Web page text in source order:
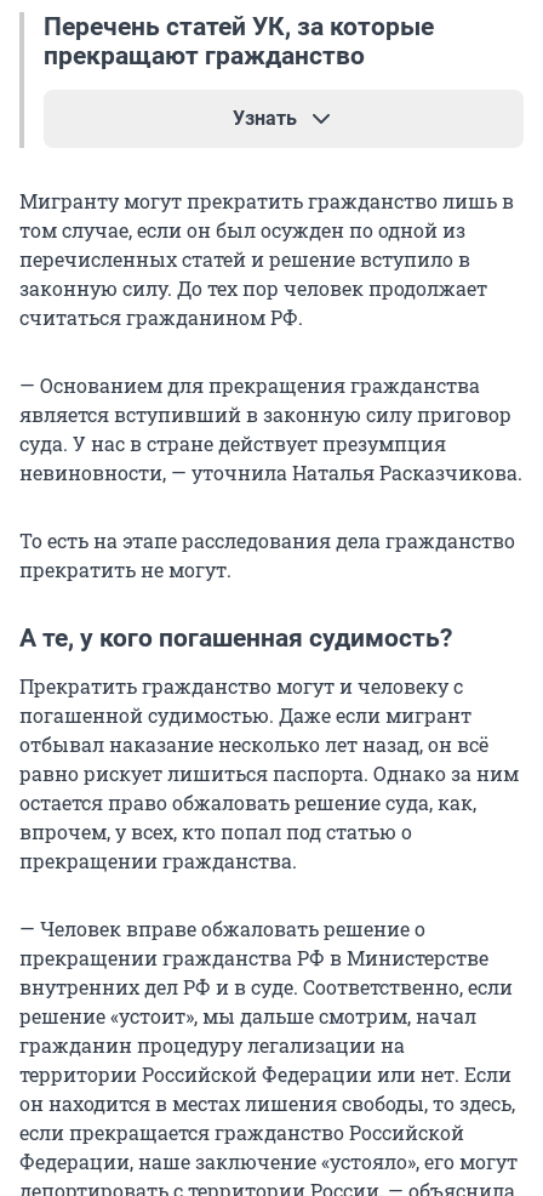
Перечень статей УК, за которые
прекращают гражданство
Узнать
прекращается, если человек приобрел
гражданство РФ в результате признания
гражданином Российской Федерации на
основании федерального конституционного
закона, международного договора Российской
Российской Федерации и совершил одно из
преступлений (осуществил приготовление к
преступлению или покушение на
преступление), предусмотренных частями
— шестой статьи 134, частями четвертой и
пятой статьи 135, частями второй и третьей
статьи 186, статьями 205, 205.1, частью второй
207.3, 208, 209, 210, 210.1, частью четвертой
статьи 211, частью первой статьи 212, статьей
212.1, частями четвертой — шестой статьи 222,
частями второй — шестой статьи 222.1, частями
четвертой — шестой статьи 222.2, частями
второй и третьей статьи 223.1, частями третьей
и четвертой статьи 226, частью третьей статьи
226.1, частями второй и третьей статьи 228,
частями третьей — пятой статьи 228.1, частями
— четвертой статьи 229.1, частями второй —
четвертой статьи 230, частями первой и второй
статьи 239, статьями 243.4, 275, 276, 277, 278, 279,
280, 280.1, 280.2, 280.3, 281, 281.1, 281.2, 281.3, 282,
282.1, 282.2, 282.3, 283, 284.1, 284.2, 295, 317, 328, 329,
330.1, 338, 339, 354, 354.1 и 361 уголовного кодекса
либо сопряженных с осуществлением
террористической или экстремистской
деятельности и предусмотренных статьями 318
Мигранту могут прекратить гражданство лишь в
том случае, если он был осужден по одной из
перечисленных статей и решение вступило в
законную силу. До тех пор человек продолжает
считаться гражданином РФ.
— Основанием для прекращения гражданства
является вступивший в законную силу приговор
суда. У нас в стране действует презумпция
невиновности, — уточнила Наталья Расказчикова.
То есть на этапе расследования дела гражданство
прекратить не могут.
А те, у кого погашенная судимость?
Прекратить гражданство могут и человеку с
погашенной судимостью. Даже если мигрант
отбывал наказание несколько лет назад, он всё
равно рискует лишиться паспорта. Однако за ним
остается право обжаловать решение суда, как,
впрочем, у всех, кто попал под статью о
прекращении гражданства.
— Человек вправе обжаловать решение о
прекращении гражданства РФ в Министерстве
внутренних дел РФ и в суде. Соответственно, если
решение «устоит», мы дальше смотрим, начал
гражданин процедуру легализации на
территории Российской Федерации или нет. Если
он находится в местах лишения свободы, то здесь,
если прекращается гражданство Российской
Федерации, наше заключение «устояло», его могут
депортировать с территории России, — объяснила